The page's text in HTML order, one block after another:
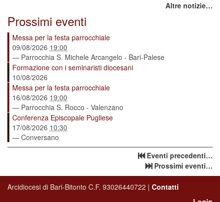
Altre notizie…
Prossimi eventi
Messa per la festa parrocchiale
09/08/2026 19:00
— Parrocchia S. Michele Arcangelo - Bari-Palese
Formazione con i seminaristi diocesani
10/08/2026
Messa per la festa parrocchiale
16/08/2026 19:00
— Parrocchia S. Rocco - Valenzano
Conferenza Episcopale Pugliese
17/08/2026 10:30
— Conversano
Eventi precedenti…
Prossimi eventi…
Arcidiocesi di Bari-Bitonto C.F. 93026440722 | Contatti